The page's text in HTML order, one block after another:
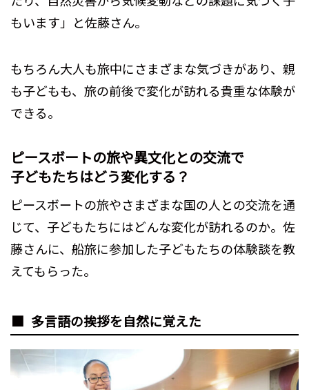
もいます」と佐藤さん。
もちろん大人も旅中にさまざまな気づきがあり、親
も子どもも、旅の前後で変化が訪れる貴重な体験が
できる。
ピースボートの旅や異文化との交流で
子どもたちはどう変化する？
ピースボートの旅やさまざまな国の人との交流を通
じて、子どもたちにはどんな変化が訪れるのか。佐
藤さんに、船旅に参加した子どもたちの体験談を教
えてもらった。
多言語の挨拶を自然に覚えた